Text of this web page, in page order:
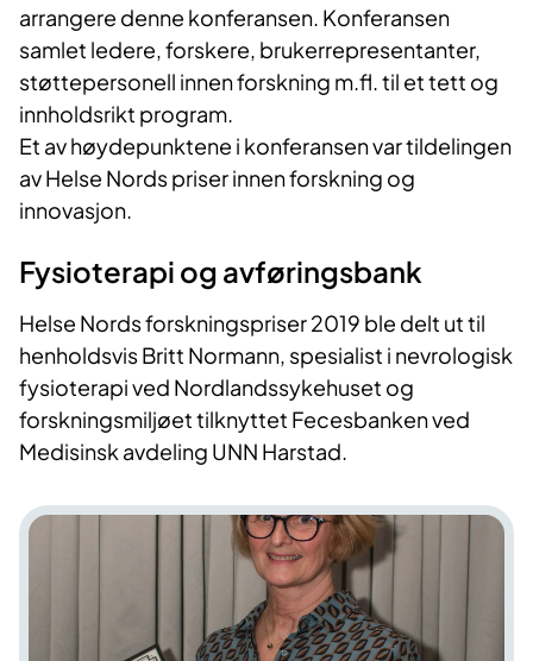
arrangere denne konferansen. Konferansen
samlet ledere, forskere, brukerrepresentanter,
støttepersonell innen forskning m.fl. til et tett og
innholdsrikt program.
Et av høydepunktene i konferansen var tildelingen
av Helse Nords priser innen forskning og
innovasjon.
Fysioterapi og avføringsbank
Helse Nords forskningspriser 2019 ble delt ut til
henholdsvis Britt Normann, spesialist i nevrologisk
fysioterapi ved Nordlandssykehuset og
forskningsmiljøet tilknyttet Fecesbanken ved
Medisinsk avdeling UNN Harstad.